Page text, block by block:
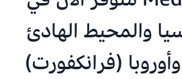
والمحيط الهادئ
(فرانكفورت)